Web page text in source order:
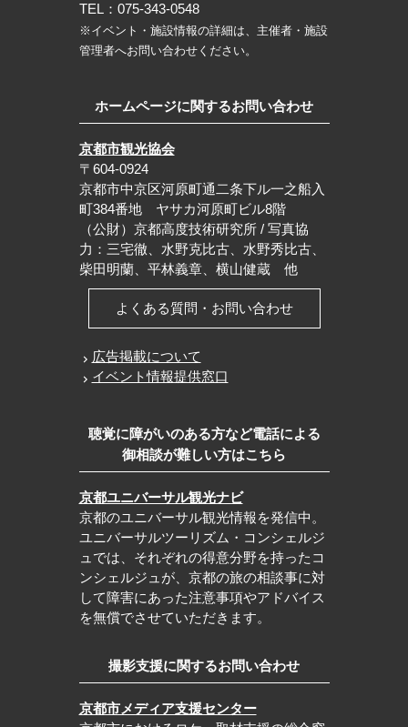
TEL：075-343-0548
※イベント・施設情報の詳細は、主催者・施設
管理者へお問い合わせください。
ホームページに関するお問い合わせ
京都市観光協会
〒604-0924
京都市中京区河原町通二条下ル一之船入
町384番地 ヤサカ河原町ビル8階
（公財）京都高度技術研究所 / 写真協
力：三宅徹、水野克比古、水野秀比古、
柴田明蘭、平林義章、横山健蔵 他
よくある質問・お問い合わせ
広告掲載について
イベント情報提供窓口
聴覚に障がいのある方など電話による
御相談が難しい方はこちら
京都ユニバーサル観光ナビ
京都のユニバーサル観光情報を発信中。
ユニバーサルツーリズム・コンシェルジ
ュでは、それぞれの得意分野を持ったコ
ンシェルジュが、京都の旅の相談事に対
して障害にあった注意事項やアドバイス
を無償でさせていただきます。
撮影支援に関するお問い合わせ
京都市メディア支援センター